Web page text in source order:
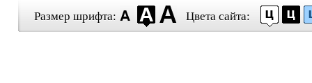
Размер шрифта: Цвета сайта: